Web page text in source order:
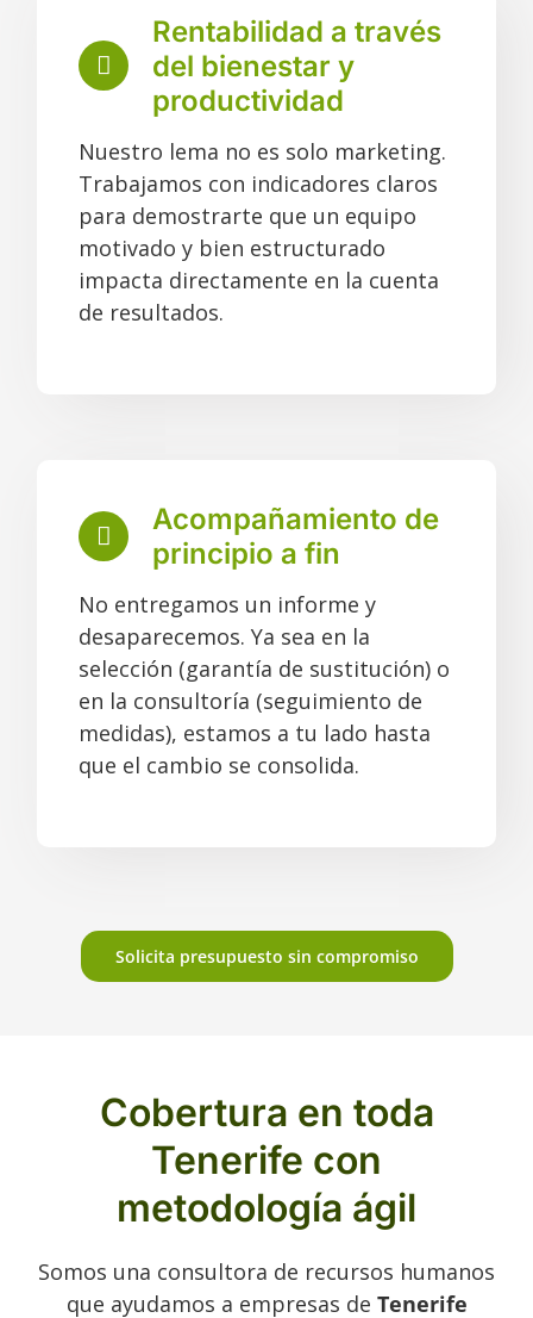
Rentabilidad a través
del bienestar y
productividad
Nuestro lema no es solo marketing.
Trabajamos con indicadores claros
para demostrarte que un equipo
motivado y bien estructurado
impacta directamente en la cuenta
de resultados.
Acompañamiento de
principio a fin
No entregamos un informe y
desaparecemos. Ya sea en la
selección (garantía de sustitución) o
en la consultoría (seguimiento de
medidas), estamos a tu lado hasta
que el cambio se consolida.
Solicita presupuesto sin compromiso
Cobertura en toda
Tenerife con
metodología ágil
Somos una consultora de recursos humanos
que ayudamos a empresas de Tenerife